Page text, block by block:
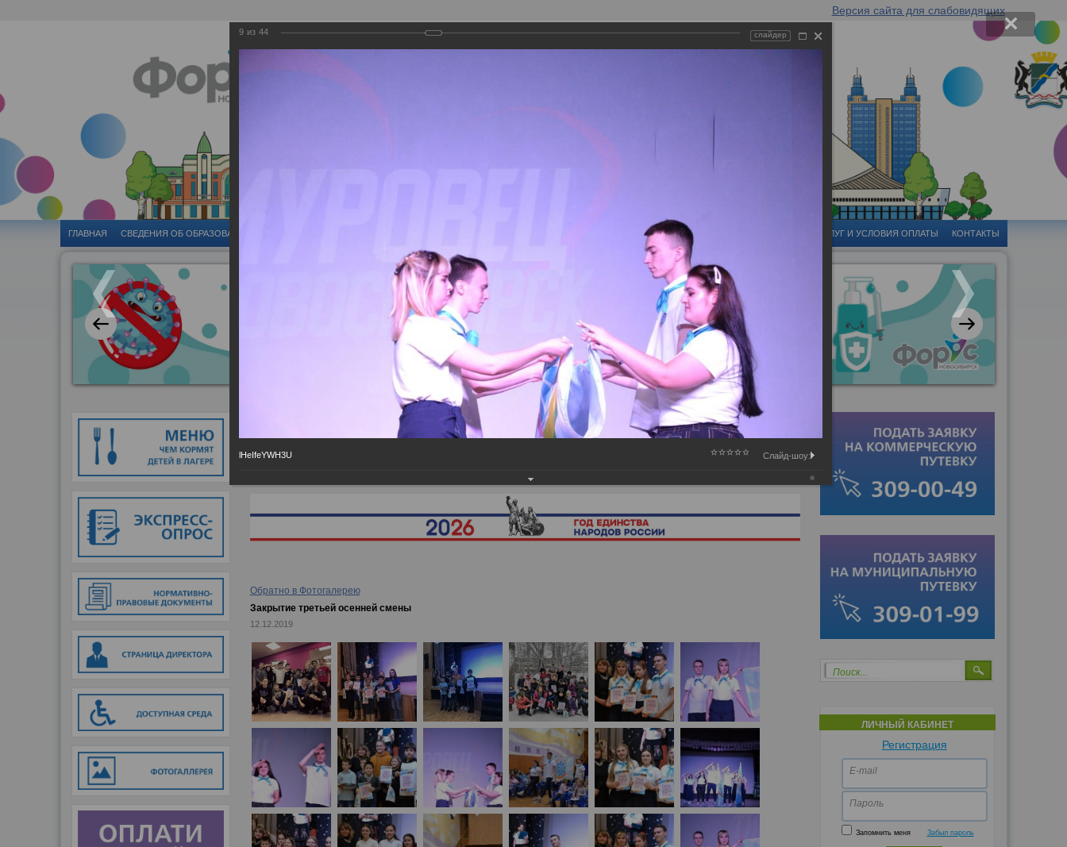
Версия сайта для слабовидящих
ГЛАВНАЯ CВЕДЕНИЯ ОБ ОБРАЗОВАТЕЛЬНОЙ ОРГАНИЗАЦИИ ФИЛИАЛЫ ПРЕСС-ЦЕНТР СТОИМОСТЬ УСЛУГ И УСЛОВИЯ ОПЛАТЫ КОНТАКТЫ
Поиск...
ЛИЧНЫЙ КАБИНЕТ
Регистрация
E-mail
Пароль
Запомнить меня Забыл пароль
Закрытие третьей осенней смены
Обратно в Фотогалерею
Закрытие третьей осенней смены
12.12.2019
9 из 44 слайдер
lHeIfeYWH3U Слайд-шоу: